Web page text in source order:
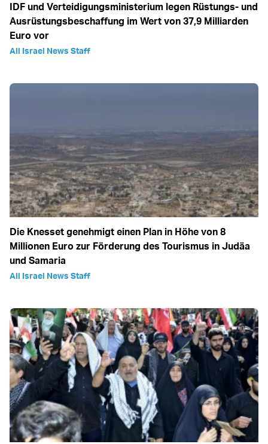
IDF und Verteidigungsministerium legen Rüstungs- und
Ausrüstungsbeschaffung im Wert von 37,9 Milliarden
Euro vor
All Israel News Staff
Die Knesset genehmigt einen Plan in Höhe von 8
Millionen Euro zur Förderung des Tourismus in Judäa
und Samaria
All Israel News Staff